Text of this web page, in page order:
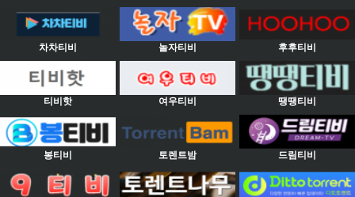
차차티비 놀자티비 후후티비
티비핫 여우티비 땡땡티비
봉티비 토렌트밤 드림티비